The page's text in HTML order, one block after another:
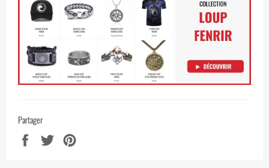
Partager
Partager Tweeter